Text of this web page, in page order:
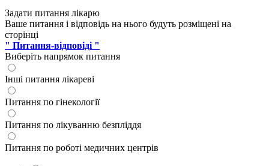
Задати питання лікарю
Ваше питання і відповідь на нього будуть розміщені на
сторінці
" Питання-відповіді "
Виберіть напрямок питання
Інші питання лікареві
Питання по гінекології
Питання по лікуванню безпліддя
Питання по роботі медичних центрів